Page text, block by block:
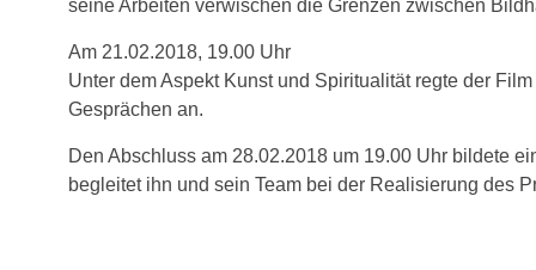
seine Arbeiten verwischen die Grenzen zwischen
Am 21.02.2018, 19.00 Uhr
Unter dem Aspekt Kunst und Spiritualität regte der
Gesprächen an.
Den Abschluss am 28.02.2018 um 19.00 Uhr bildete
begleitet ihn und sein Team bei der Realisierung des